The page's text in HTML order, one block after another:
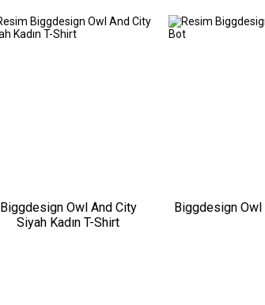
Biggdesign Owl And City
Siyah Kadın T-Shirt
Biggdesign Owl